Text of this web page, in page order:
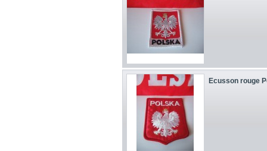
Ecusson rouge